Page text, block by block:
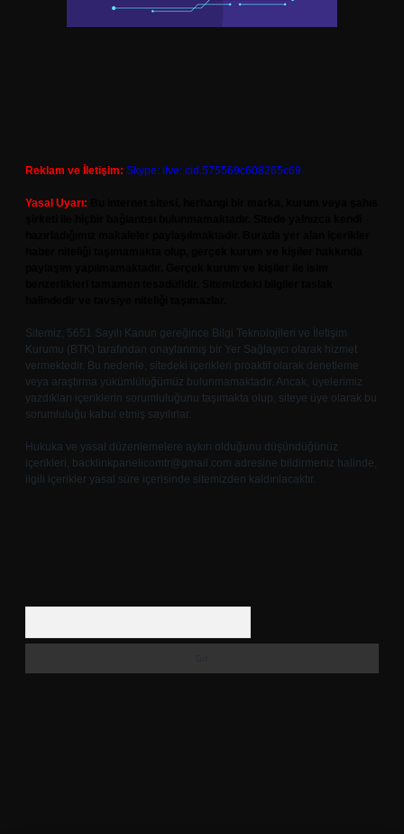
Reklam ve İletişim: Skype: live:.cid.575569c608265c69
Yasal Uyarı:
Sitemiz, 5651 Sayılı Kanun gereğince Bilgi Teknolojileri ve İletişim
Kurumu (BTK) tarafından onaylanmış bir Yer Sağlayıcı olarak hizmet
vermektedir. Bu nedenle, sitedeki içerikleri proaktif olarak denetleme
veya araştırma yükümlülüğümüz bulunmamaktadır. Ancak, üyelerimiz
yazdıkları içeriklerin sorumluluğunu taşımakta olup, siteye üye olarak bu
sorumluluğu kabul etmiş sayılırlar.
Hukuka ve yasal düzenlemelere aykırı olduğunu düşündüğünüz
içerikleri, backlinkpanelicomtr@gmail.com adresine bildirmeniz halinde,
ilgili içerikler yasal süre içerisinde sitemizden kaldırılacaktır.